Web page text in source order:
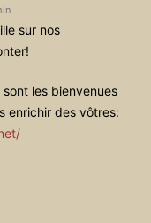
sur nos
les bienvenues
enrichir des vôtres: